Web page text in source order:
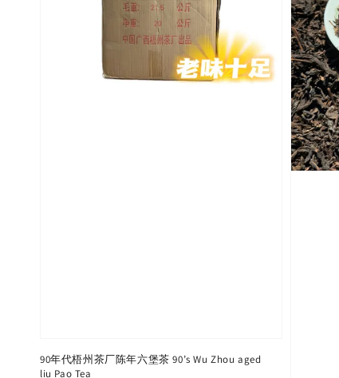
90年代梧州茶厂陈年六堡茶 90’s Wu Zhou aged
liu Pao Tea